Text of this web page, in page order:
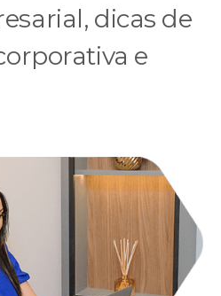
dicas de
e